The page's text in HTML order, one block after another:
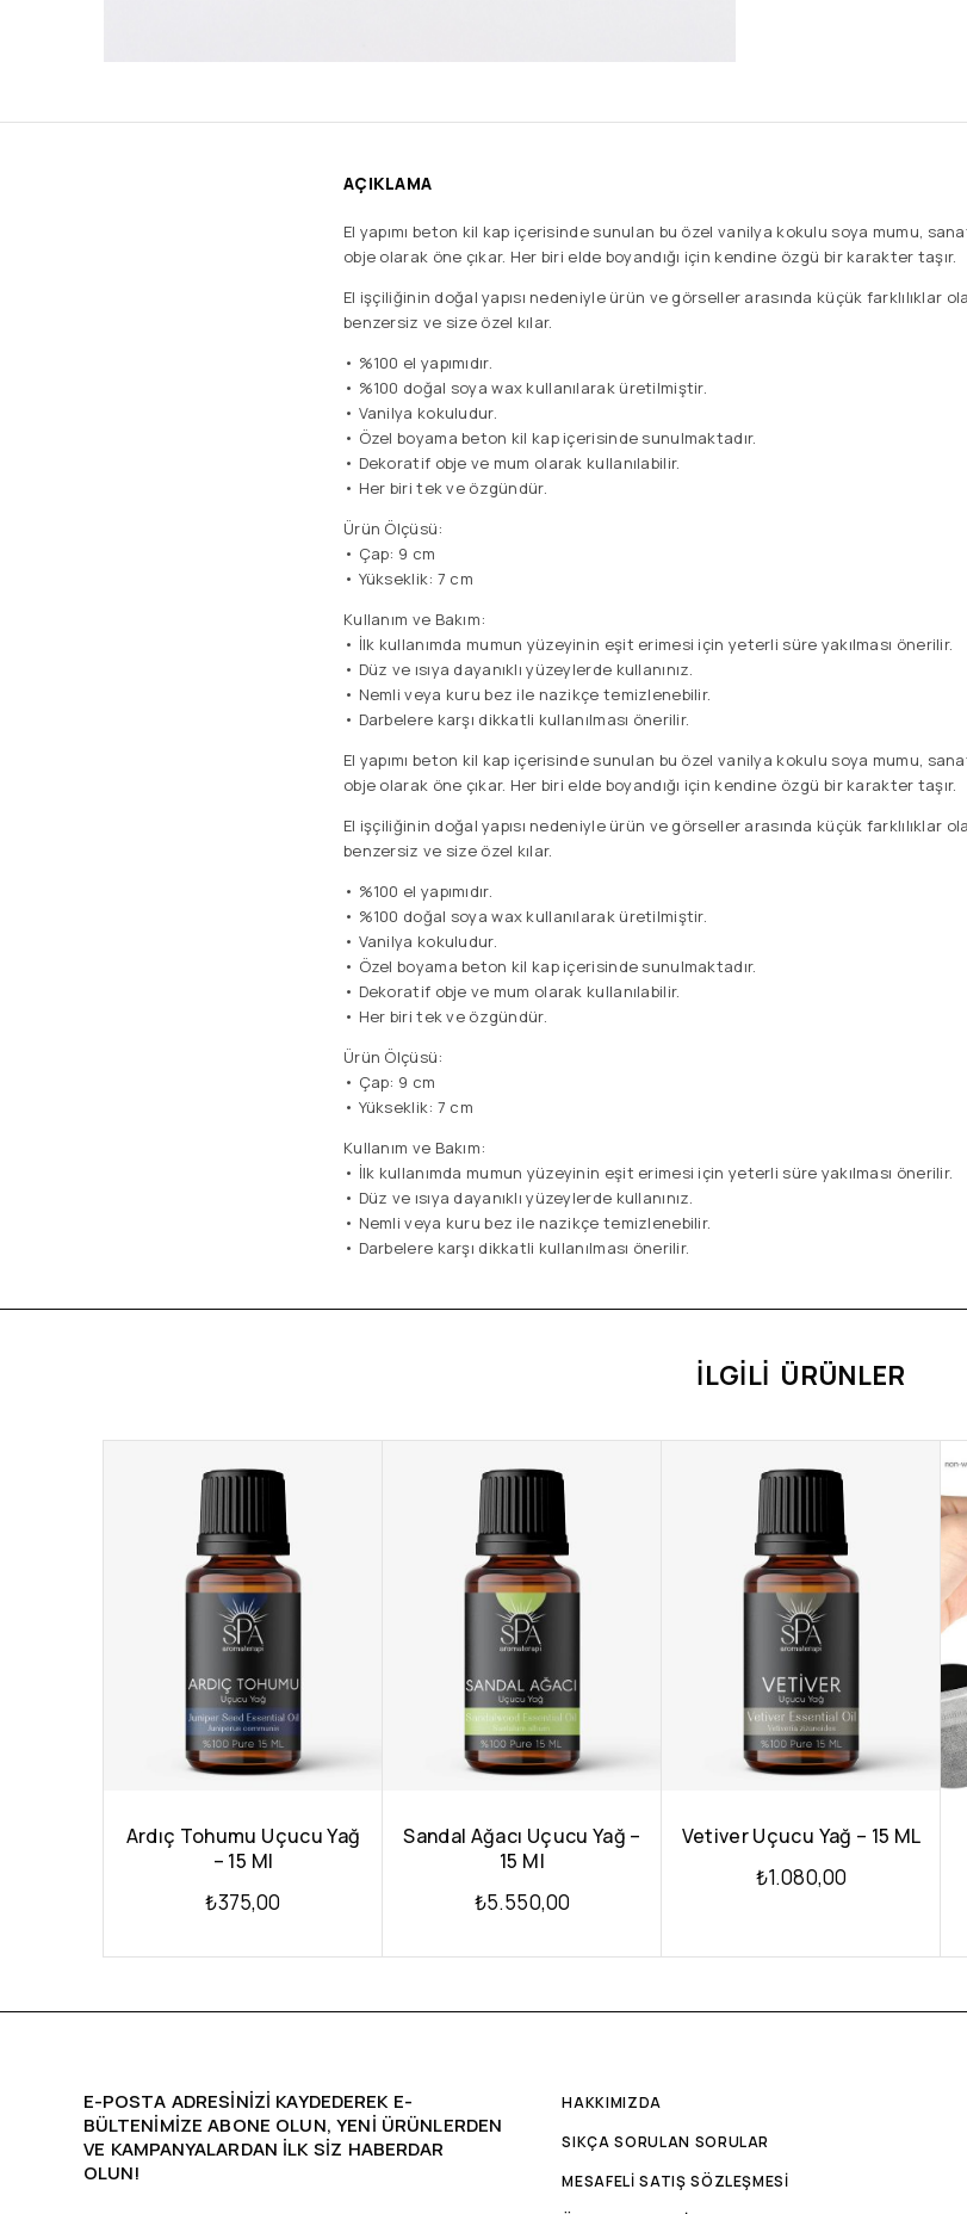
AÇIKLAMA
El yapımı beton kil kap içerisinde sunulan bu özel vanilya kokulu soya mumu,
obje olarak öne çıkar. Her biri elde boyandığı için kendine özgü bir karakter taşır.
El işçiliğinin doğal yapısı nedeniyle ürün ve görseller arasında küçük farklılıklar
benzersiz ve size özel kılar.
• %100 el yapımıdır.
• %100 doğal soya wax kullanılarak üretilmiştir.
• Vanilya kokuludur.
• Özel boyama beton kil kap içerisinde sunulmaktadır.
• Dekoratif obje ve mum olarak kullanılabilir.
• Her biri tek ve özgündür.
Ürün Ölçüsü:
• Çap: 9 cm
• Yükseklik: 7 cm
Kullanım ve Bakım:
• İlk kullanımda mumun yüzeyinin eşit erimesi için yeterli süre yakılması önerilir.
• Düz ve ısıya dayanıklı yüzeylerde kullanınız.
• Nemli veya kuru bez ile nazikçe temizlenebilir.
• Darbelere karşı dikkatli kullanılması önerilir.
El yapımı beton kil kap içerisinde sunulan bu özel vanilya kokulu soya mumu,
obje olarak öne çıkar. Her biri elde boyandığı için kendine özgü bir karakter taşır.
El işçiliğinin doğal yapısı nedeniyle ürün ve görseller arasında küçük farklılıklar
benzersiz ve size özel kılar.
• %100 el yapımıdır.
• %100 doğal soya wax kullanılarak üretilmiştir.
• Vanilya kokuludur.
• Özel boyama beton kil kap içerisinde sunulmaktadır.
• Dekoratif obje ve mum olarak kullanılabilir.
• Her biri tek ve özgündür.
Ürün Ölçüsü:
• Çap: 9 cm
• Yükseklik: 7 cm
Kullanım ve Bakım:
• İlk kullanımda mumun yüzeyinin eşit erimesi için yeterli süre yakılması önerilir.
• Düz ve ısıya dayanıklı yüzeylerde kullanınız.
• Nemli veya kuru bez ile nazikçe temizlenebilir.
• Darbelere karşı dikkatli kullanılması önerilir.
İLGILI ÜRÜNLER
Ardıç Tohumu Uçucu Yağ
– 15 Ml
₺375,00
Sandal Ağacı Uçucu Yağ –
15 Ml
₺5.550,00
Vetiver Uçucu Yağ – 15 ML
₺1.080,00
E-POSTA ADRESINIZI KAYDEDEREK E-
BÜLTENIMIZE ABONE OLUN, YENİ ÜRÜNLERDEN
VE KAMPANYALARDAN ILK SIZ HABERDAR
OLUN!
HAKKIMIZDA
SIKÇA SORULAN SORULAR
MESAFELİ SATIŞ SÖZLEŞMESİ